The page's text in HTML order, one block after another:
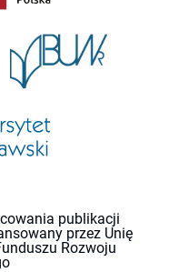
publikacji
przez Unię
Rozwoju